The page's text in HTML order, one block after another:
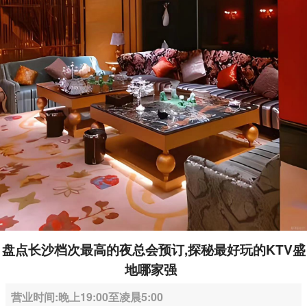
盘点长沙档次最高的夜总会预订,探秘最好玩的KTV盛
地哪家强
营业时间:晚上19:00至凌晨5:00